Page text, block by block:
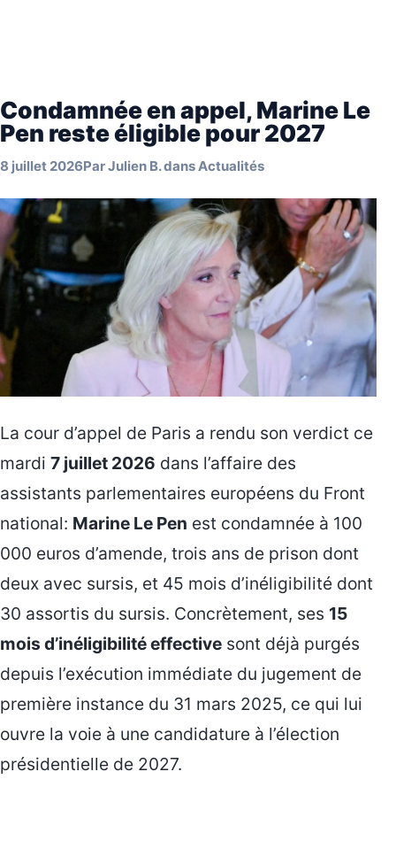
Condamnée en appel, Marine Le
Pen reste éligible pour 2027
8 juillet 2026ParJulien B.dansActualités
La cour d’appel de Paris a rendu son verdict ce
mardi 7 juillet 2026 dans l’affaire des
assistants parlementaires européens du Front
national: Marine Le Pen est condamnée à 100
000 euros d’amende, trois ans de prison dont
deux avec sursis, et 45 mois d’inéligibilité dont
30 assortis du sursis. Concrètement, ses 15
mois d’inéligibilité effective sont déjà purgés
depuis l’exécution immédiate du jugement de
première instance du 31 mars 2025, ce qui lui
ouvre la voie à une candidature à l’élection
présidentielle de 2027.